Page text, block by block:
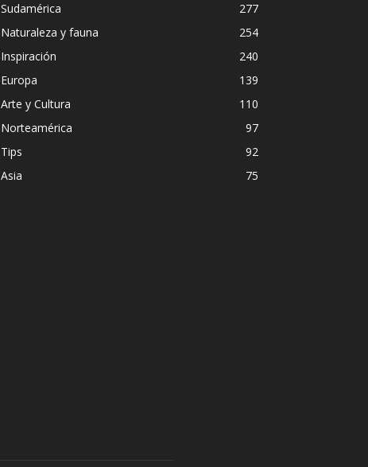
Sudamérica
277
Naturaleza y fauna
254
Inspiración
240
Europa
139
Arte y Cultura
110
Norteamérica
97
Tips
92
Asia
75